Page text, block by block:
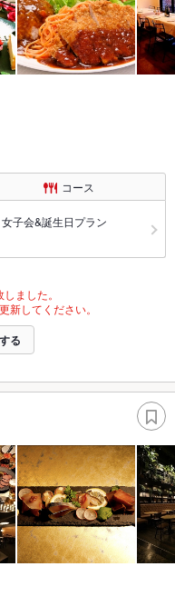
コース
子会&誕生日プラン
ました。
新してください。
る